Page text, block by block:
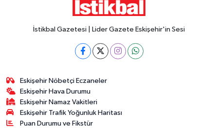
İstikbal Gazetesi | Lider Gazete Eskişehir'in Sesi
Eskişehir Nöbetçi Eczaneler
Eskişehir Hava Durumu
Eskişehir Namaz Vakitleri
Eskişehir Trafik Yoğunluk Haritası
Puan Durumu ve Fikstür